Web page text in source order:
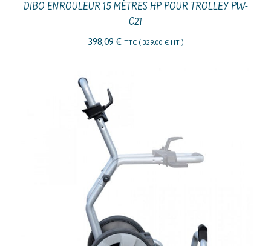
DIBO ENROULEUR 15 MÈTRES HP POUR TROLLEY PW-
C21
398,09 € TTC ( 329,00 €HT )